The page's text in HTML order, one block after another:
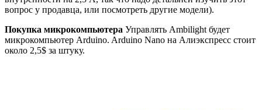
вопрос у продавца, или посмотреть другие модели).
Покупка микрокомпьютера Управлять Ambilight будет
микрокомпьютер Arduino. Arduino Nano на Алиэкспресс стоит
около 2,5$ за штуку.